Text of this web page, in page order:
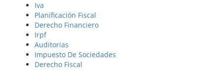
Iva
Planificación Fiscal
Derecho Financiero
Irpf
Auditorias
Impuesto De Sociedades
Derecho Fiscal